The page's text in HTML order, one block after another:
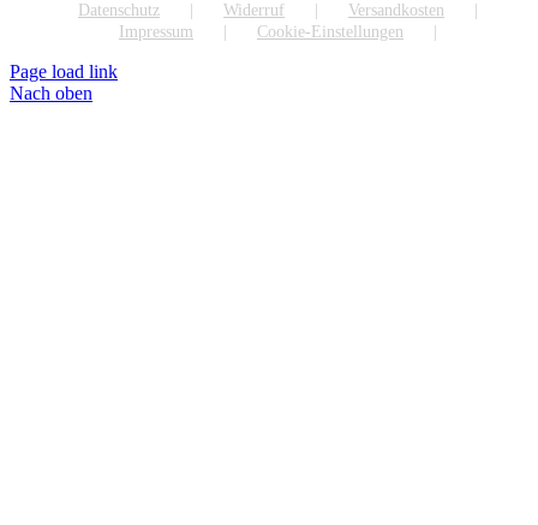
Datenschutz
Widerruf
Versandkosten
Impressum
Cookie-Einstellungen
Page load link
Nach oben